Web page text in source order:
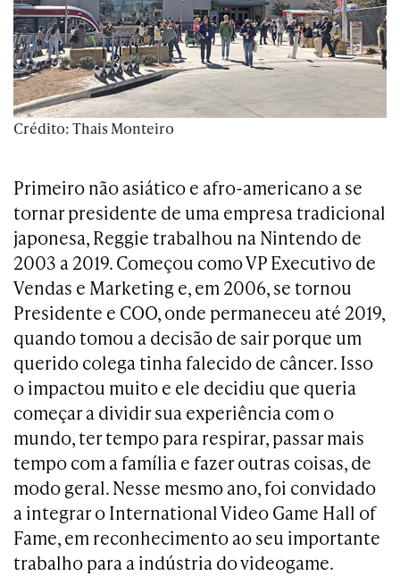
Crédito: Thais Monteiro
Primeiro não asiático e afro-americano a se
tornar presidente de uma empresa tradicional
japonesa, Reggie trabalhou na Nintendo de
2003 a 2019. Começou como VP Executivo de
Vendas e Marketing e, em 2006, se tornou
Presidente e COO, onde permaneceu até 2019,
quando tomou a decisão de sair porque um
querido colega tinha falecido de câncer. Isso
o impactou muito e ele decidiu que queria
começar a dividir sua experiência com o
mundo, ter tempo para respirar, passar mais
tempo com a família e fazer outras coisas, de
modo geral. Nesse mesmo ano, foi convidado
a integrar o International Video Game Hall of
Fame, em reconhecimento ao seu importante
trabalho para a indústria do videogame.